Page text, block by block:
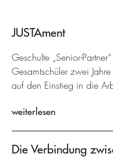
JUSTAment
Geschulte „Senior-
Gesamtschüler zwei
auf den Einstieg in die
weiterlesen
Die Verbindung